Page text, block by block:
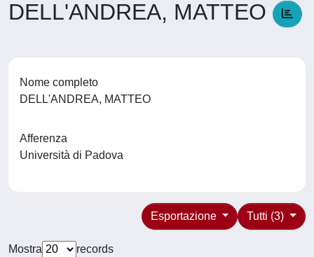
DELL'ANDREA, MATTEO
Nome completo
DELL'ANDREA, MATTEO
Afferenza
Università di Padova
Tutti (3)
Esportazione
Mostra
records